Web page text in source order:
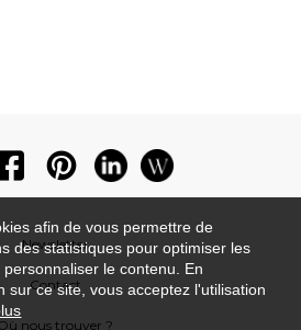
Newsletter
Contact
nous trouver ?
afin de vous permettre de
des statistiques pour optimiser les
le contenu. En
sur ce site, vous acceptez l'utilisation